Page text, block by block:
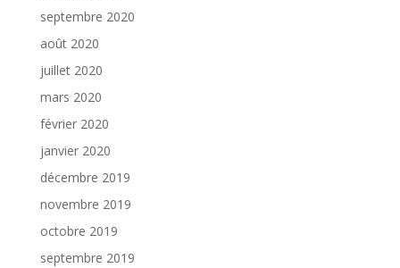
septembre 2020
août 2020
juillet 2020
mars 2020
février 2020
janvier 2020
décembre 2019
novembre 2019
octobre 2019
septembre 2019